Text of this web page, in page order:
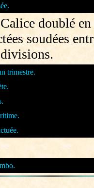
doublé en
soudées
trimestre.